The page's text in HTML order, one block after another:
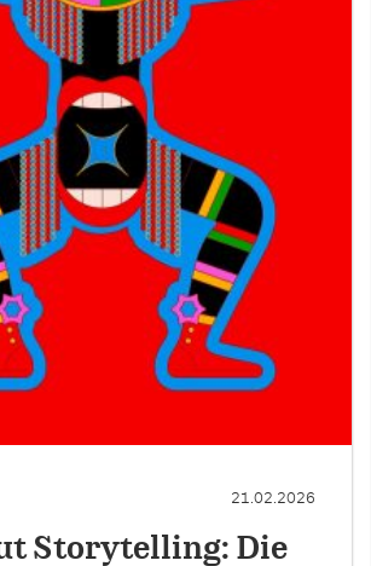
21.02.2026
Storytelling: Die